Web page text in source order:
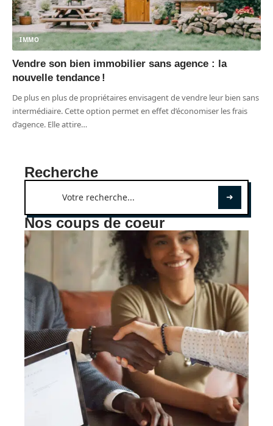
IMMO
Vendre son bien immobilier sans agence : la
nouvelle tendance !
De plus en plus de propriétaires envisagent de vendre leur bien sans
intermédiaire. Cette option permet en effet d’économiser les frais
d’agence. Elle attire…
Recherche
Nos coups de coeur